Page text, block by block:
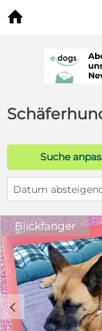

Suche
Datum
Blickfänger
c